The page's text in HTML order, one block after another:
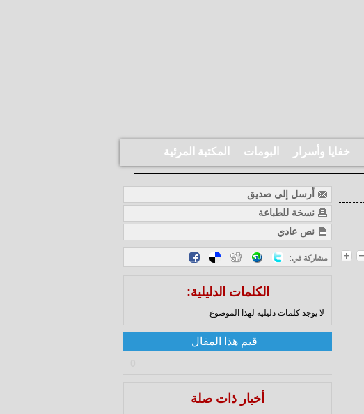
خفايا وأسرار البومات المكتبة المرئية
أرسل إلى صديق
نسخة للطباعة
نص عادي
:مشاركة في
الكلمات الدليلية:
لا يوجد كلمات دليلية لهذا الموضوع
قيم هذا المقال
أخبار ذات صلة